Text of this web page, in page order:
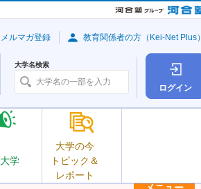
ログイン
学
大学の今
トピック＆
レポート
大学名検索
ルマガ登録 教育関係者の方（Kei-Net Plus）